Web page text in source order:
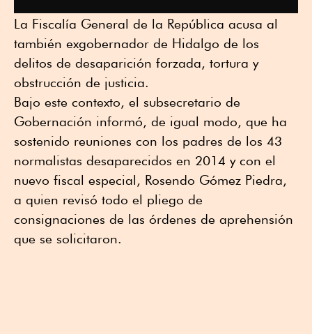
La Fiscalía General de la República acusa al
también exgobernador de Hidalgo de los
delitos de desaparición forzada, tortura y
obstrucción de justicia.
Bajo este contexto, el subsecretario de
Gobernación informó, de igual modo, que ha
sostenido reuniones con los padres de los 43
normalistas desaparecidos en 2014 y con el
nuevo fiscal especial, Rosendo Gómez Piedra,
a quien revisó todo el pliego de
consignaciones de las órdenes de aprehensión
que se solicitaron.